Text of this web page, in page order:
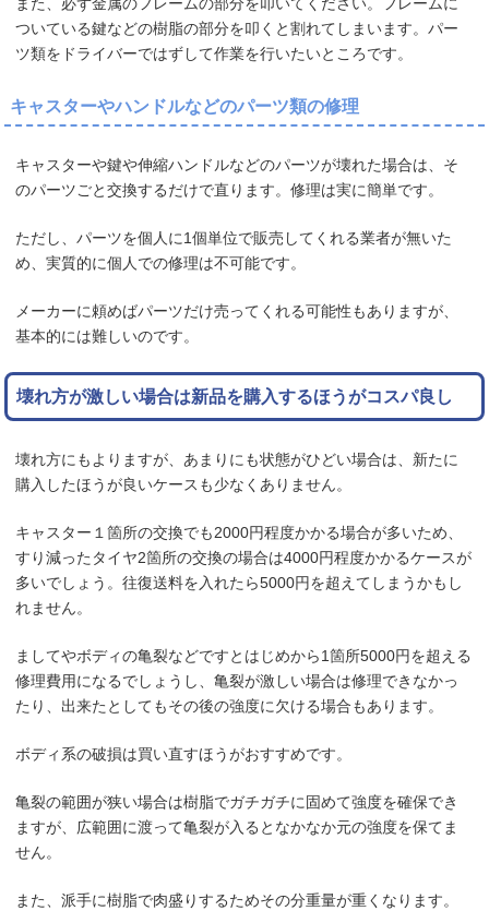
ついている鍵などの樹脂の部分を叩くと割れてしまいます。パー
ツ類をドライバーではずして作業を行いたいところです。
キャスターやハンドルなどのパーツ類の修理
キャスターや鍵や伸縮ハンドルなどのパーツが壊れた場合は、そ
のパーツごと交換するだけで直ります。修理は実に簡単です。
ただし、パーツを個人に1個単位で販売してくれる業者が無いた
め、実質的に個人での修理は不可能です。
メーカーに頼めばパーツだけ売ってくれる可能性もありますが、
基本的には難しいのです。
壊れ方が激しい場合は新品を購入するほうがコスパ良し
壊れ方にもよりますが、あまりにも状態がひどい場合は、新たに
購入したほうが良いケースも少なくありません。
キャスター１箇所の交換でも2000円程度かかる場合が多いため、
すり減ったタイヤ2箇所の交換の場合は4000円程度かかるケースが
多いでしょう。往復送料を入れたら5000円を超えてしまうかもし
れません。
ましてやボディの亀裂などですとはじめから1箇所5000円を超える
修理費用になるでしょうし、亀裂が激しい場合は修理できなかっ
たり、出来たとしてもその後の強度に欠ける場合もあります。
ボディ系の破損は買い直すほうがおすすめです。
亀裂の範囲が狭い場合は樹脂でガチガチに固めて強度を確保でき
ますが、広範囲に渡って亀裂が入るとなかなか元の強度を保てま
せん。
また、派手に樹脂で肉盛りするためその分重量が重くなります。